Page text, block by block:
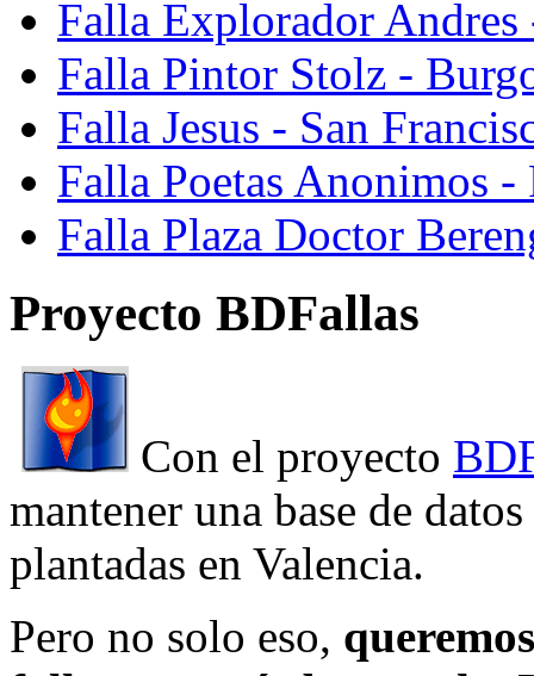
Falla Explorador Andres
Falla Pintor Stolz -
Falla Jesus - San
Falla Poetas Anonimos
Falla Plaza Doctor
Proyecto BDFallas
Con el proyecto
mantener una base de
plantadas en Valencia.
Pero no solo eso,